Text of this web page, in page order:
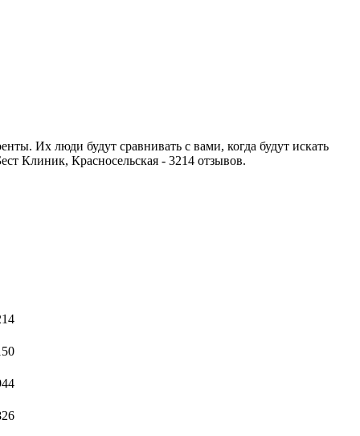
Их люди будут сравнивать с вами, когда будут искать
Клиник, Красносельская - 3214 отзывов.